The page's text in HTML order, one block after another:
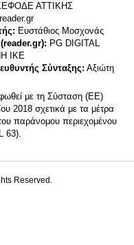
ΑΤΤΙΚΗΣ
Ευστάθιος Μοσχονάς
PG DIGITAL
ΙΚΕ
Σύνταξης: Αξιώτη
με τη Σύσταση (ΕΕ)
2018 σχετικά με τα μέτρα
παράνομου περιεχομένου
63).
Reserved.